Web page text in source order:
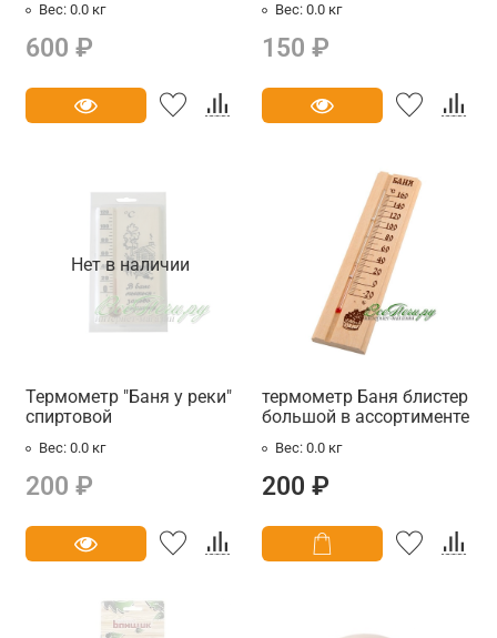
Вес: 0.0 кг
600 ₽
Вес: 0.0 кг
150 ₽
Нет в наличии
Термометр "Баня у реки"
спиртовой
Вес: 0.0 кг
200 ₽
термометр Баня блистер
большой в ассортименте
Вес: 0.0 кг
200 ₽